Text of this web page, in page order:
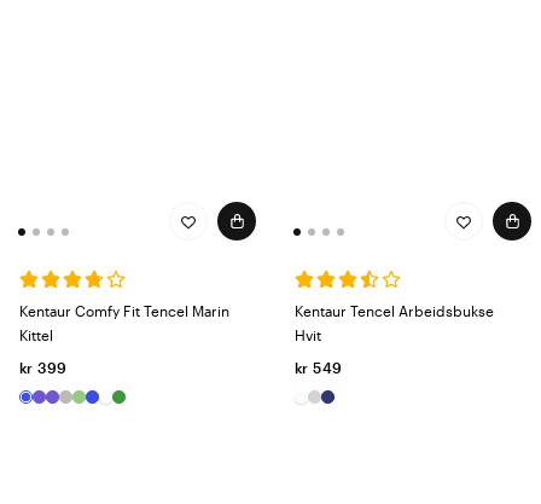
Kentaur Comfy Fit Tencel Marin
Kittel
kr 399
Kentaur Tencel Arbeidsbukse
Hvit
kr 549